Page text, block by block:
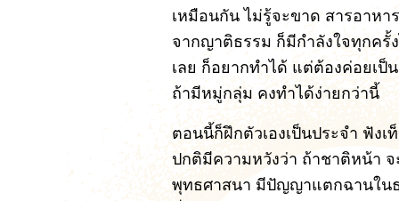
เหมือนกัน ไม่รู้จะขาด สารอาห
จากญาติธรรม ก็มีกำลังใจทุกครั้
เลย ก็อยากทำได้ แต่ต้องค่อยเป็
ถ้ามีหมู่กลุ่ม คงทำได้ง่ายกว่านี้
ตอนนี้ก็ฝึกตัวเองเป็นประจำ ฟัง
ปกติมีความหวังว่า ถ้าชาติหน้า
พุทธศาสนา มีปัญญาแตกฉานใน